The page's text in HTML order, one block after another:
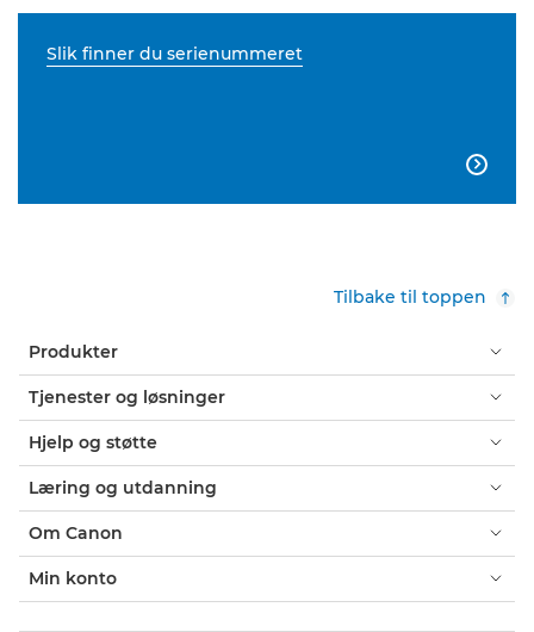
Slik finner du serienummeret

Tilbake til toppen
Produkter
Tjenester og løsninger
Hjelp og støtte
Læring og utdanning
Om Canon
Min konto